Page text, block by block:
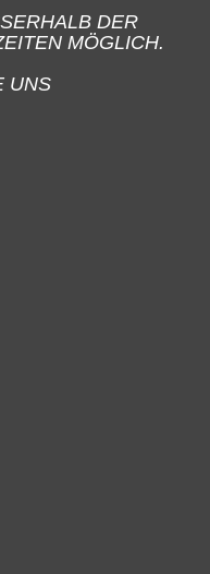
DER
MÖGLICH.
UNS